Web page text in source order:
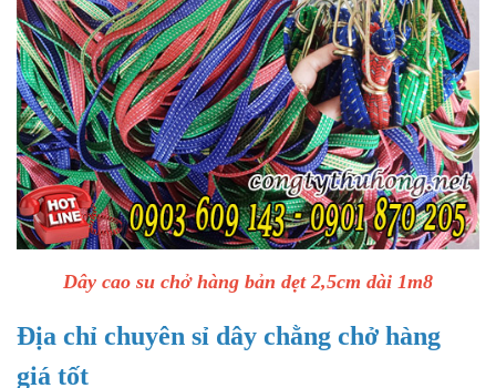
Dây cao su chở hàng bản dẹt 2,5cm dài 1m8
Địa chỉ chuyên sỉ dây chằng chở hàng
giá tốt